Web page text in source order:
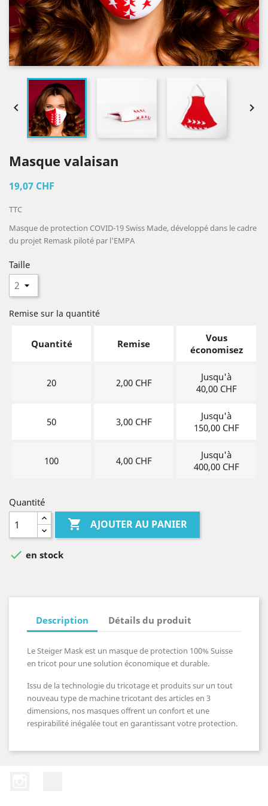
 
Masque valaisan
19,07 CHF
TTC
Masque de protection COVID-19 Swiss Made, développé dans le cadre
du projet Remask piloté par l'EMPA
Taille
Remise sur la quantité
Quantité Remise
Vous
économisez
20 2,00 CHF
Jusqu'à
40,00 CHF
50 3,00 CHF
Jusqu'à
150,00 CHF
100 4,00 CHF
Jusqu'à
400,00 CHF
Quantité
 AJOUTER AU PANIER
 en stock
Description Détails du produit
Le Steiger Mask est un masque de protection 100% Suisse
en tricot pour une solution économique et durable.
Issu de la technologie du tricotage et produits sur un tout
nouveau type de machine tricotant des articles en 3
dimensions, nos masques offrent un confort et une
respirabilité inégalée tout en garantissant votre protection.